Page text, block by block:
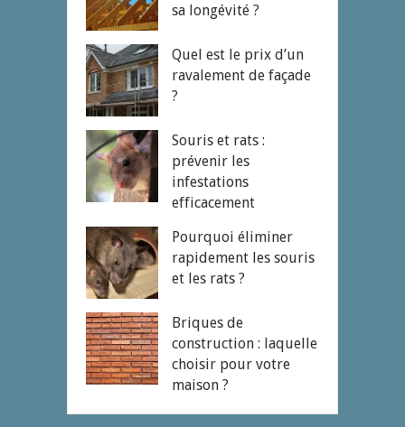
sa longévité ?
Quel est le prix d’un
ravalement de façade
?
Souris et rats :
prévenir les
infestations
efficacement
Pourquoi éliminer
rapidement les souris
et les rats ?
Briques de
construction : laquelle
choisir pour votre
maison ?